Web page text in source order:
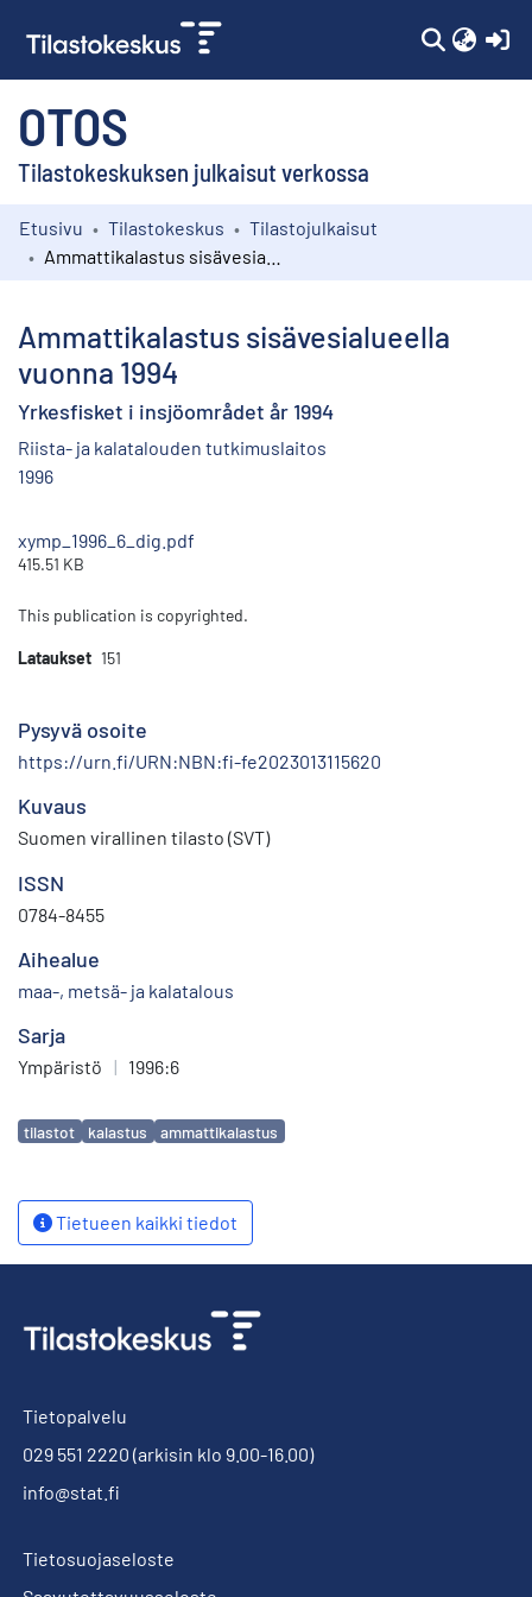
OTOS
Tilastokeskuksen julkaisut verkossa
Kokoelmat
Etusivu Tilastokeskus
Tilastojulkaisut
Ammattikalastus sisävesialueella
vuonna 1994
Yrkesfisket i insjöområdet år 1994
Riista- ja kalatalouden tutkimuslaitos
1996
xymp_1996_6_dig.pdf
415.51 KB
This publication is copyrighted.
Lataukset 151
Pysyvä osoite
https://urn.fi/URN:NBN:fi-fe2023013115620
Kuvaus
Suomen virallinen tilasto (SVT)
ISSN
0784-8455
Aihealue
maa-, metsä- ja kalatalous
Sarja
Ympäristö | 1996:6
Avainsanat
tilastot kalastus ammattikalastus
Tietueen kaikki tiedot
Tietopalvelu
029 551 2220 (arkisin klo 9.00-16.00)
info@stat.fi
Tietosuojaseloste